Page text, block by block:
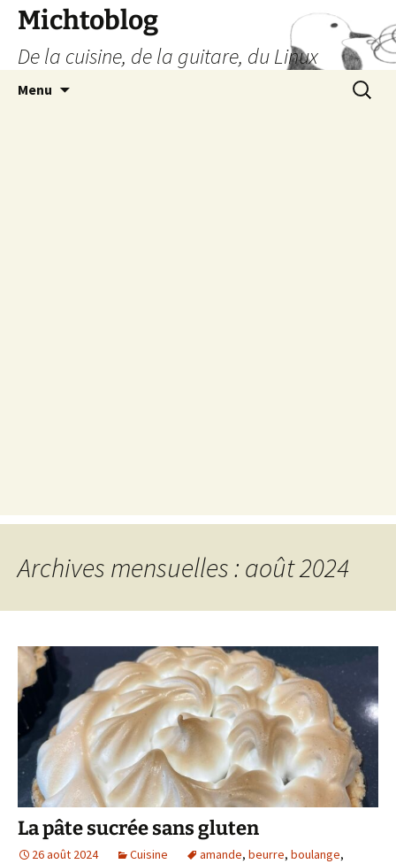
Aller
contenu
Michtoblog
De la cuisine, de la guitare, du Linux
Menu
Archives mensuelles : août 2024
La pâte sucrée sans gluten
26 août 2024 Cuisine amande, beurre, boulange,